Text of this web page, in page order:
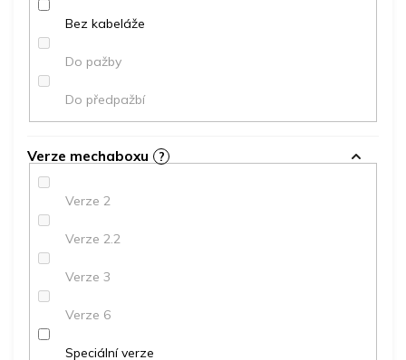
Bez kabeláže
Do pažby
Do předpažbí
Verze mechaboxu ?
Verze 2
Verze 2.2
Verze 3
Verze 6
Speciální verze